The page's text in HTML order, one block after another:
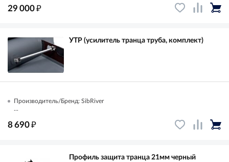
29 000₽
УТР (усилитель транца труба, комплект)
Производитель/Бренд: SibRiver
...
8 690₽
Профиль защита транца 21мм черный